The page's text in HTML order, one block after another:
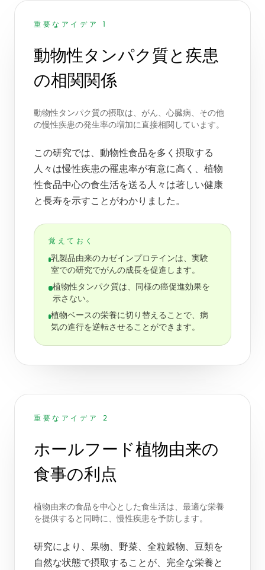
重要なアイデア 1
動物性タンパク質と疾患
の相関関係
動物性タンパク質の摂取は、がん、心臓病、その他
の慢性疾患の発生率の増加に直接相関しています。
この研究では、動物性食品を多く摂取する
人々は慢性疾患の罹患率が有意に高く、植物
性食品中心の食生活を送る人々は著しい健康
と長寿を示すことがわかりました。
覚えておく
乳製品由来のカゼインプロテインは、実験
室での研究でがんの成長を促進します。
植物性タンパク質は、同様の癌促進効果を
示さない。
植物ベースの栄養に切り替えることで、病
気の進行を逆転させることができます。
重要なアイデア 2
ホールフード植物由来の
食事の利点
植物由来の食品を中心とした食生活は、最適な栄養
を提供すると同時に、慢性疾患を予防します。
研究により、果物、野菜、全粒穀物、豆類を
自然な状態で摂取することが、完全な栄養と